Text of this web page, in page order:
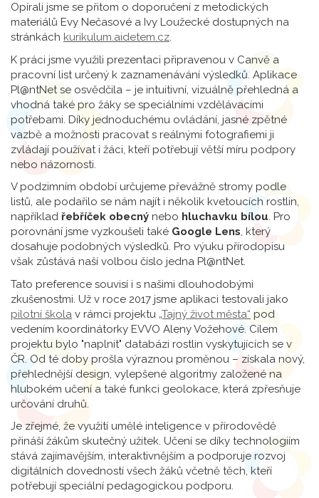
Opírali jsme se přitom o doporučení z metodických
materiálů Evy Nečasové a Ivy Loužecké dostupných na
stránkách kurikulum.aidetem.cz.
K práci jsme využili prezentaci připravenou v Canvě a
pracovní list určený k zaznamenávání výsledků. Aplikace
Pl@ntNet se osvědčila – je intuitivní, vizuálně přehledná a
vhodná také pro žáky se speciálními vzdělávacími
potřebami. Díky jednoduchému ovládání, jasné zpětné
vazbě a možnosti pracovat s reálnými fotografiemi ji
zvládají používat i žáci, kteří potřebují větší míru podpory
nebo názornosti.
V podzimním období určujeme převážně stromy podle
listů, ale podařilo se nám najít i několik kvetoucích rostlin,
například řebříček obecný nebo hluchavku bílou. Pro
porovnání jsme vyzkoušeli také Google Lens, který
dosahuje podobných výsledků. Pro výuku přírodopisu
však zůstává naší volbou číslo jedna Pl@ntNet.
Tato preference souvisí i s našimi dlouhodobými
zkušenostmi. Už v roce 2017 jsme aplikaci testovali jako
pilotní škola v rámci projektu „Tajný život města“ pod
vedením koordinátorky EVVO Aleny Vožehové. Cílem
projektu bylo "naplnit" databázi rostlin vyskytujících se v
ČR. Od té doby prošla výraznou proměnou – získala nový,
přehlednější design, vylepšené algoritmy založené na
hlubokém učení a také funkci geolokace, která zpřesňuje
určování druhů.
Je zřejmé, že využití umělé inteligence v přírodovědě
přináší žákům skutečný užitek. Učení se díky technologiím
stává zajímavějším, interaktivnějším a podporuje rozvoj
digitálních dovedností všech žáků včetně těch, kteří
potřebují speciální pedagogickou podporu.